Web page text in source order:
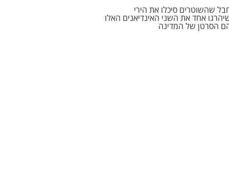
שהשוטרים סיכלו את הירי
אחד את השני האינדיאנים האלו
הסרטן של המדינה